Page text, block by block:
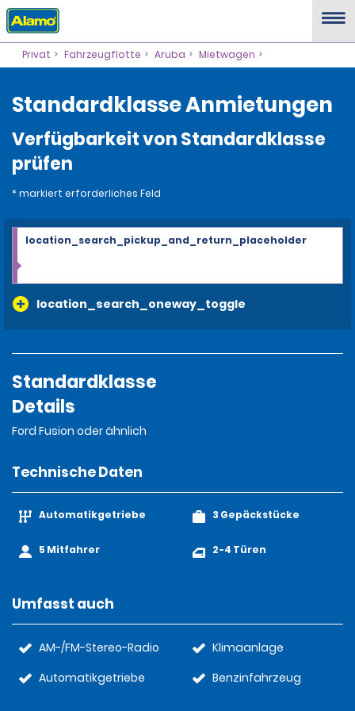
Privat Fahrzeugflotte Aruba Mietwagen
Standardklasse Anmietungen
Verfügbarkeit von Standardklasse
prüfen
* markiert erforderliches Feld
location_search_oneway_toggle
location_search_pickup_and_return_placeholder
Standardklasse
Details
Ford Fusion oder ähnlich
Technische Daten
Automatikgetriebe
5 Mitfahrer
3 Gepäckstücke
2-4 Türen
Umfasst auch
AM-/FM-Stereo-Radio
Automatikgetriebe
Klimaanlage
Benzinfahrzeug